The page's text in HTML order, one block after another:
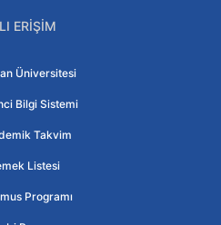
ERIŞIM
Üniversitesi
Bilgi Sistemi
Takvim
Listesi
Programı